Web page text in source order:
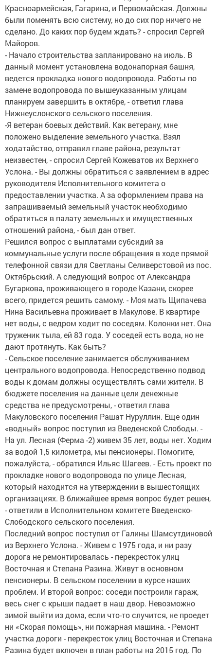
Красноармейская, Гагарина, и Первомайская. Должны
были поменять всю систему, но до сих пор ничего не
сделано. До каких пор будем ждать? - спросил Сергей
Майоров.
- Начало строительства запланировано на июль. В
данный момент установлена водонапорная башня,
ведется прокладка нового водопровода. Работы по
замене водопровода по вышеуказанным улицам
планируем завершить в октябре, - ответил глава
Нижнеуслонского сельского поселения.
-Я ветеран боевых действий. Как ветерану, мне
положено выделение земельного участка. Взял
ходатайство, отправил главе района, результат
неизвестен, - спросил Сергей Кожеватов их Верхнего
Услона. - Вы должны обратиться с заявлением в адрес
руководителя Исполнительного комитета о
предоставлении участка. А за оформлением права на
запрашиваемый земельный участок необходимо
обратиться в палату земельных и имущественных
отношений района, - был дан ответ.
Решился вопрос с выплатами субсидий за
коммунальные услуги после обращения в ходе прямой
телефонной связи для Светланы Селиверстовой из пос.
Октябрьский. А следующий вопрос от Александра
Бугаркова, проживающего в городе Казани, скорее
всего, придется решить самому. - Моя мать Щипачева
Нина Васильевна проживает в Макулове. В квартире
нет воды, с ведром ходит по соседям. Колонки нет. Она
труженик тыла, ей 83 года. У соседей есть вода, но не
дают протянуть. Как быть?
- Сельское поселение занимается обслуживанием
центрального водопровода. Непосредственно подвод
воды к домам должны осуществлять сами жители. В
бюджете поселения на данные цели денежные
средства не предусмотрены, - ответил глава
Макуловского поселения Рашат Нуруллин. Еще один
«водный» вопрос поступил из Введенской Слободы. -
На ул. Лесная (Ферма -2) живем 35 лет, воды нет. Ходим
за водой 1,5 километра, мы пенсионеры. Помогите,
пожалуйста, - обратился Ильяс Шагеев. - Есть проект по
прокладке нового водопровода по улице Лесная,
который находится на утверждении в вышестоящих
организациях. В ближайшее время вопрос будет решен,
- ответили в Исполнительном комитете Введенско-
Слободского сельского поселения.
Последний вопрос поступил от Галины Шамсутдиновой
из Верхнего Услона. - Живем с 1975 года, и ни разу
дорога не ремонтировалась - перекресток улиц
Восточная и Степана Разина. Живут в основном
пенсионеры. В сельском поселении в курсе наших
проблем. И второй вопрос: соседи построили гараж,
весь снег с крыши падает в наш двор. Невозможно
зимой выйти из дома, если что-то случится, не проедет
ни «Скорая помощь», ни пожарная машина. - Ремонт
участка дороги - перекресток улиц Восточная и Степана
Разина будет включен в план работы на 2015 год. По